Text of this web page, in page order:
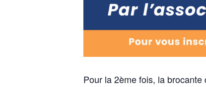
Pour la 2ème fois, la